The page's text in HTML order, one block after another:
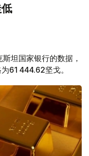
坦国家银行的数据，
61 444.62坚戈。